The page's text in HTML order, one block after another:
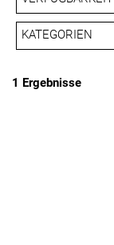
KATEGORIEN
1 Ergebnisse